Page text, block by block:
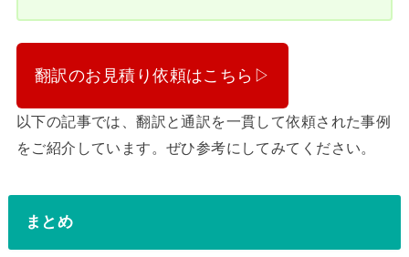
翻訳のお見積り依頼はこちら▷
以下の記事では、翻訳と通訳を一貫して依頼された事例
をご紹介しています。ぜひ参考にしてみてください。
まとめ